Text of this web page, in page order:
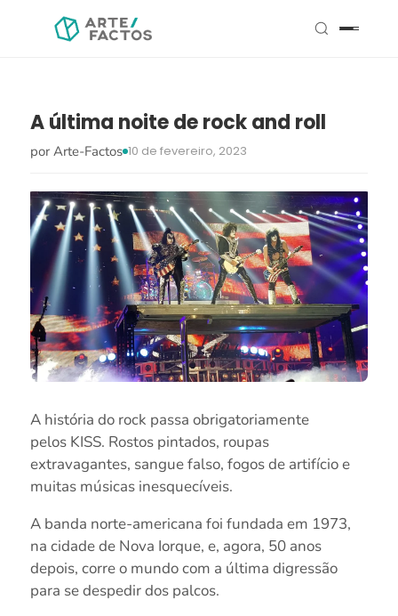
A última noite de rock and roll
por Arte-Factos 10 de fevereiro, 2023
A história do rock passa obrigatoriamente
pelos KISS. Rostos pintados, roupas
extravagantes, sangue falso, fogos de artifício e
muitas músicas inesquecíveis.
A banda norte-americana foi fundada em 1973,
na cidade de Nova Iorque, e, agora, 50 anos
depois, corre o mundo com a última digressão
para se despedir dos palcos.